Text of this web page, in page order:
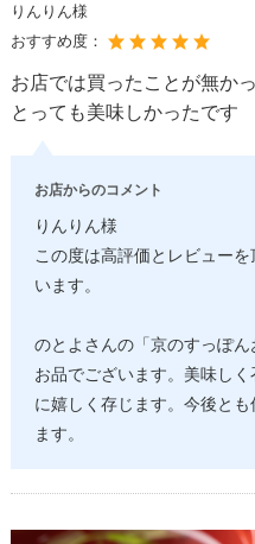
りんりん様
おすすめ度：
お店では買ったことが無か
とっても美味しかったです
お店からのコメント
りんりん様
この度は高評価とレビュー
います。
のとよさんの「京のすっぽ
お品でございます。美味し
に嬉しく存じます。今後と
ます。